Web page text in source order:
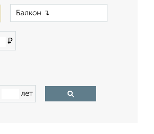
₽
лет